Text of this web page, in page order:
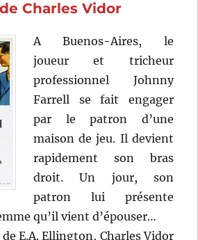
de
Edwards
Charles Vidor
A Buenos-Aires, le
joueur et tricheur
professionnel Johnny
Farrell se fait engager
par le patron d’une
maison de jeu. Il devient
rapidement son bras
droit. Un jour, son
patron lui présente
qu’il vient d’épouser…
E.A. Ellington, Charles Vidor